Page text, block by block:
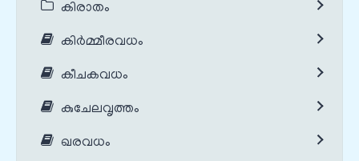
കിരാതം
കിർമ്മീരവധം
കീചകവധം
കുചേലവൃത്തം
ഖരവധം